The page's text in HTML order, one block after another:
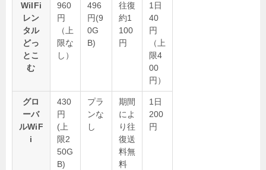
WiIFi
レン
タル
どっ
とこ
む
960
円
（上
限な
し）
496
円(9
0G
B)
往復
約1
100
円
1日
40
円
（上
限4
00
円）
グロ
ーバ
ルWiF
i
430
円
(上
限2
50G
B)
プラ
ンな
し
期間
によ
り往
復送
料無
料
1日
200
円